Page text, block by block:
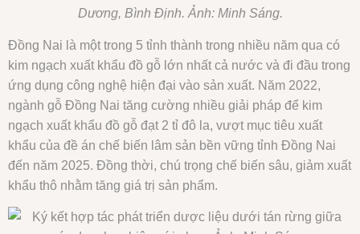
Dương, Bình Định. Ảnh: Minh Sáng.
Đồng Nai là một trong 5 tỉnh thành trong nhiều năm qua có
kim ngạch xuất khẩu đồ gỗ lớn nhất cả nước và đi đầu trong
ứng dụng công nghệ hiện đại vào sản xuất. Năm 2022,
ngành gỗ Đồng Nai tăng cường nhiều giải pháp để kim
ngạch xuất khẩu đồ gỗ đạt 2 tỉ đô la, vượt mục tiêu xuất
khẩu của đề án chế biến lâm sản bền vững tỉnh Đồng Nai
đến năm 2025. Đồng thời, chú trọng chế biến sâu, giảm xuất
khẩu thô nhằm tăng giá trị sản phẩm.